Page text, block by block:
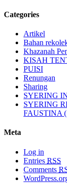
Categories
Artikel
Bahan
Khazanah
KISAH
PUISI
Renungan
Sharing
SYERING
SYERING
FAUSTINA
Meta
Log in
Entries RSS
Comments